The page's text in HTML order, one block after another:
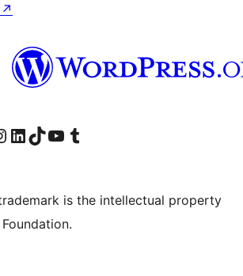
↗
भेट द्या आमच्या लिंक्डइन खात्याला भेट द्या आमच्या टिकटॉक अकाउंटला भेट द्या.आमच्या यूट्यूब चॅनेलला भेट द्या आमच्या टंबलर खात्याला भेट द्या.
is the intellectual property